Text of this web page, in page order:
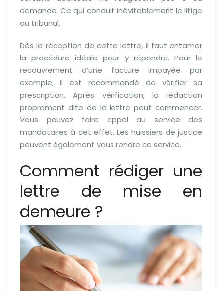
demande. Ce qui conduit inévitablement le litige
au tribunal.
Dès la réception de cette lettre, il faut entamer
la procédure idéale pour y répondre. Pour le
recouvrement d’une facture impayée par
exemple, il est recommandé de vérifier sa
prescription. Après vérification, la rédaction
proprement dite de la lettre peut commencer.
Vous pouvez faire appel au service des
mandataires à cet effet. Les huissiers de justice
peuvent également vous rendre ce service.
Comment rédiger une
lettre de mise en
demeure ?